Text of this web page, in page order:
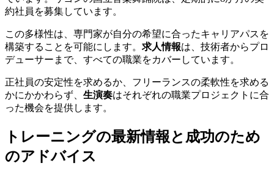
約社員を募集しています。
この多様性は、専門家が自分の希望に合ったキャリアパスを
構築することを可能にします。 求人情報は、技術者からプロ
デューサーまで、すべての職業をカバーしています。
正社員の安定性を求めるか、フリーランスの柔軟性を求める
かにかかわらず、 生演奏はそれぞれの職業プロジェクトに合
った機会を提供します。
トレーニングの最新情報と成功のため
のアドバイス